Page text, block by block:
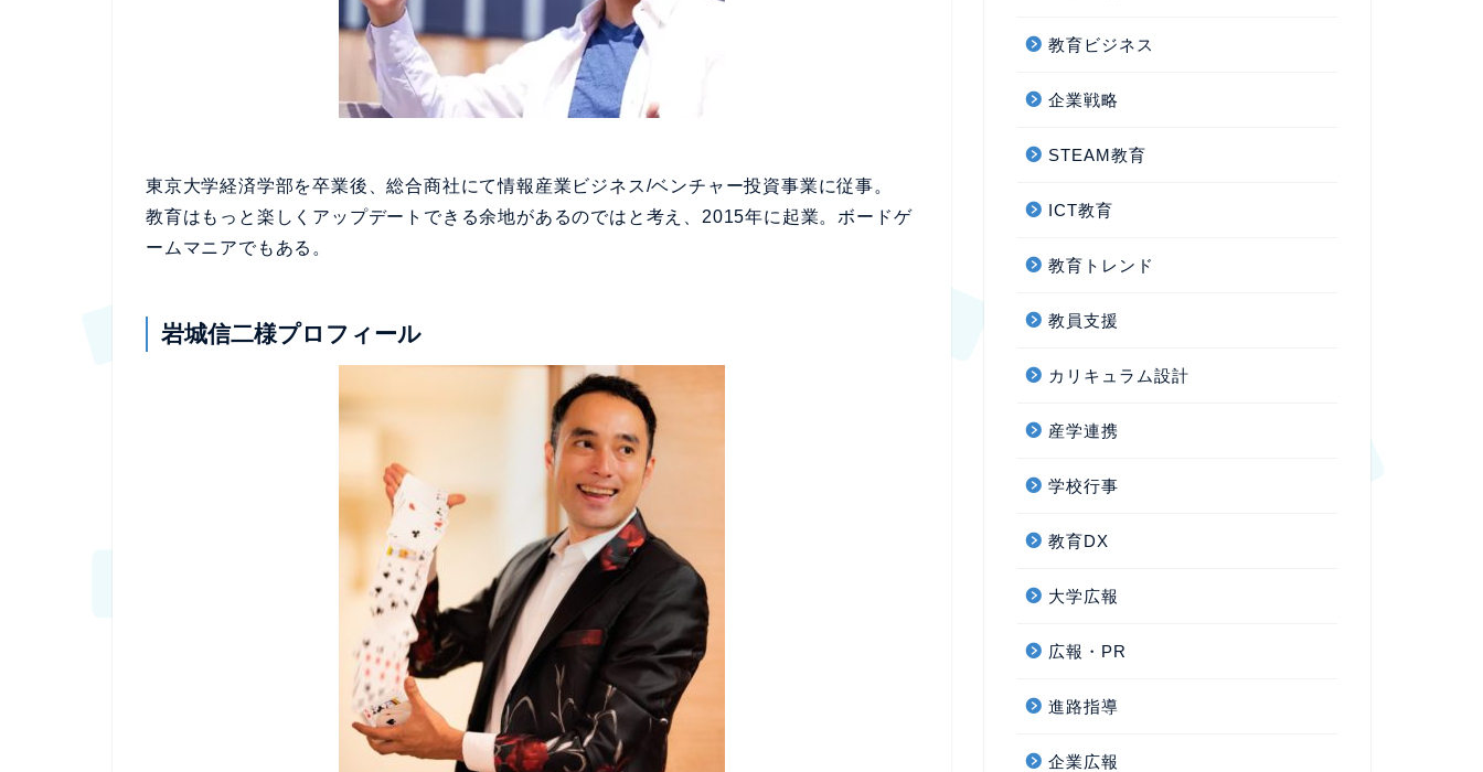
東京大学経済学部を卒業後、総合商社にて情報産業ビジネス/ベンチャー投資事業に従事。
教育はもっと楽しくアップデートできる余地があるのではと考え、2015年に起業。ボードゲ
ームマニアでもある。
岩城信二様プロフィール
教育ビジネス
企業戦略
STEAM教育
ICT教育
教育トレンド
教員支援
カリキュラム設計
産学連携
学校行事
教育DX
大学広報
広報・PR
進路指導
企業広報